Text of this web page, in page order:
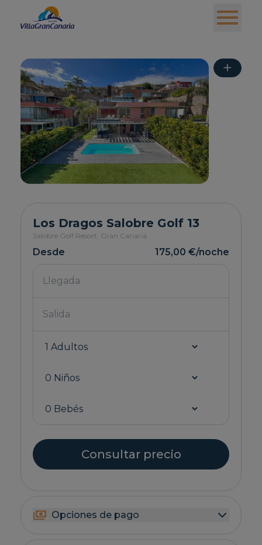
+
Los Dragos Salobre Golf 13
Salobre Golf Resort, Gran Canaria
Desde 175,00 €/noche
Consultar precio
Opciones de pago